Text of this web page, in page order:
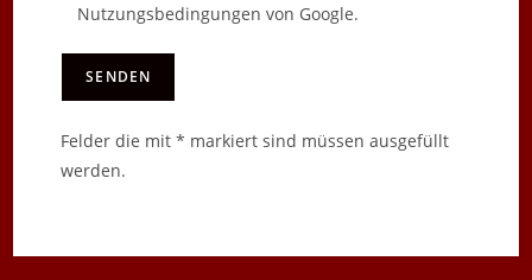
Nutzungsbedingungen von Google.
Felder die mit * markiert sind müssen ausgefüllt
werden.